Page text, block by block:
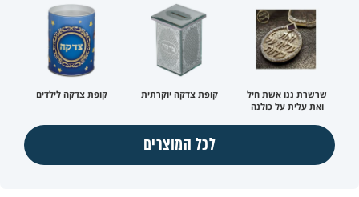
שרשרת ננו אשת חיל
ואת עלית על כולנה
קופת צדקה יוקרתית קופת צדקה לילדים
לכל המוצרים